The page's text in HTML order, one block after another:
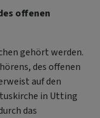
offenen
gehört werden.
des offenen
auf den
in Utting
das